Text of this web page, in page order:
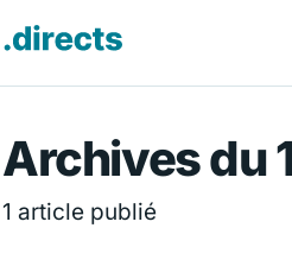
Directs.fr —
Archives du
1 article publié